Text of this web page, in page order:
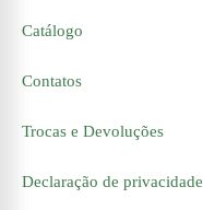
Catálogo
Contatos
Trocas e Devoluções
Declaração de privacidade